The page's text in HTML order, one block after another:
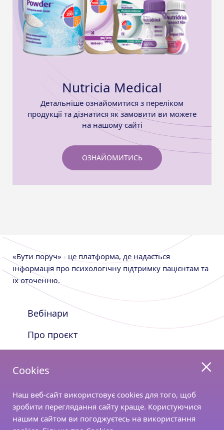
Nutricia Medical
Детальніше ознайомитися з переліком
продукції та дізнатися як замовити ви можете
на нашому сайті
ОЗНАЙОМИТИСЬ
«Бути поруч» - це платформа, де надається
інформація про психологічну підтримку пацієнтам та
їх оточенню.
Вебінари
Про проєкт
Залишайтесь з нами на зв’язку
Cookies
Наш веб-сайт використовує cookies для того, щоб
зробити переглядання сайту краще. Користуючися
нашим сайтом ви погоджуєтесь на використання